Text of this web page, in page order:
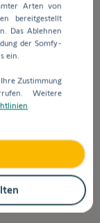
werden.
Ysia-
wird)
neu
Arten von
bereitgestellt
Das Ablehnen
der Somfy-
ein.
Zustimmung
Weitere